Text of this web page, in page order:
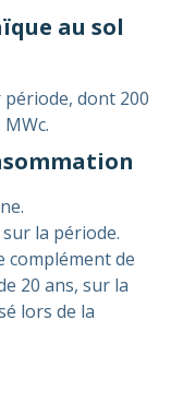
au sol
période, dont 200
la période.
complément de
20 ans, sur la
lors de la